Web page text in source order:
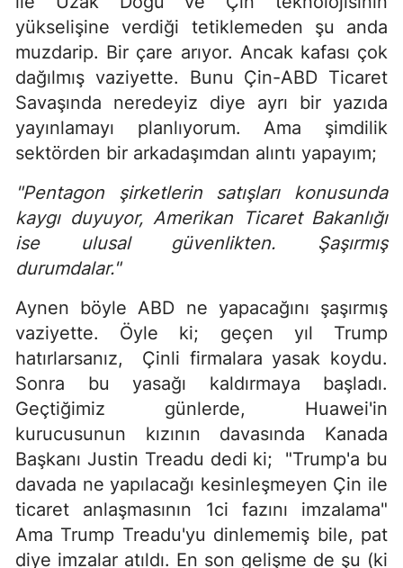
yükselişine verdiği tetiklemeden şu anda
muzdarip. Bir çare arıyor. Ancak kafası çok
dağılmış vaziyette. Bunu Çin-ABD Ticaret
Savaşında neredeyiz diye ayrı bir yazıda
yayınlamayı planlıyorum. Ama şimdilik
sektörden bir arkadaşımdan alıntı yapayım;
"Pentagon şirketlerin satışları konusunda
kaygı duyuyor, Amerikan Ticaret Bakanlığı
ise ulusal güvenlikten. Şaşırmış
durumdalar."
Aynen böyle ABD ne yapacağını şaşırmış
vaziyette. Öyle ki; geçen yıl Trump
hatırlarsanız, Çinli firmalara yasak koydu.
Sonra bu yasağı kaldırmaya başladı.
Geçtiğimiz günlerde, Huawei'in
kurucusunun kızının davasında Kanada
Başkanı Justin Treadu dedi ki; "Trump'a bu
davada ne yapılacağı kesinleşmeyen Çin ile
ticaret anlaşmasının 1ci fazını imzalama"
Ama Trump Treadu'yu dinlememiş bile, pat
diye imzalar atıldı. En son gelişme de şu (ki